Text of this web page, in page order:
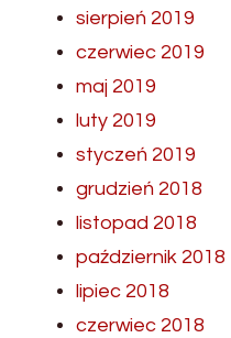
sierpień 2019
czerwiec 2019
maj 2019
luty 2019
styczeń 2019
grudzień 2018
listopad 2018
październik 2018
lipiec 2018
czerwiec 2018